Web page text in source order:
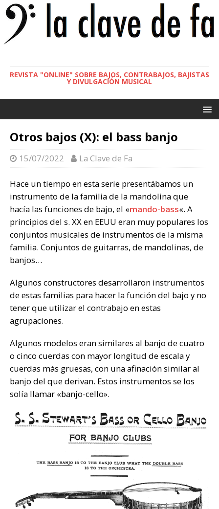
REVISTA "ONLINE" SOBRE BAJOS, CONTRABAJOS, BAJISTAS
Y DIVULGACIÓN MUSICAL
Otros bajos (X): el bass banjo
15/07/2022 La Clave de Fa
Hace un tiempo en esta serie presentábamos un
instrumento de la familia de la mandolina que
hacía las funciones de bajo, el «mando-bass«. A
principios del s. XX en EEUU eran muy populares los
conjuntos musicales de instrumentos de la misma
familia. Conjuntos de guitarras, de mandolinas, de
banjos…
Algunos constructores desarrollaron instrumentos
de estas familias para hacer la función del bajo y no
tener que utilizar el contrabajo en estas
agrupaciones.
Algunos modelos eran similares al banjo de cuatro
o cinco cuerdas con mayor longitud de escala y
cuerdas más gruesas, con una afinación similar al
banjo del que derivan. Estos instrumentos se los
solía llamar «banjo-cello».